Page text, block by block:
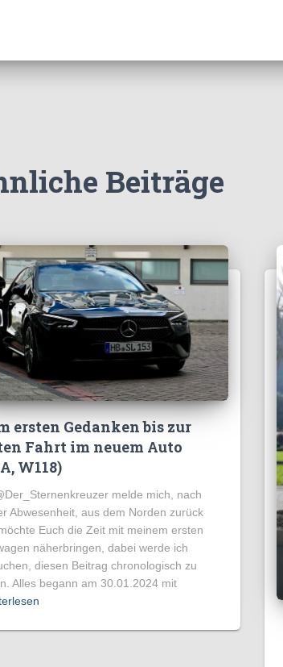
Beiträge
ersten Gedanken bis zur
Fahrt im neuem Auto
W118)
melde mich, nach
Abwesenheit, aus dem Norden zurück
Euch die Zeit mit meinem ersten
näherbringen, dabei werde ich
diesen Beitrag chronologisch zu
Alles begann am 30.01.2024 mit